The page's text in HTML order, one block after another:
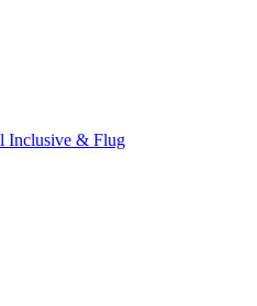
Inclusive & Flug